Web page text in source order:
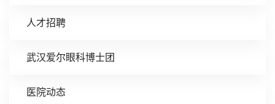
人才招聘
武汉爱尔眼科博士团
医院动态